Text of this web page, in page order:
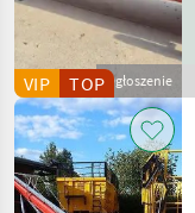
Ogłoszenie
VIP TOP